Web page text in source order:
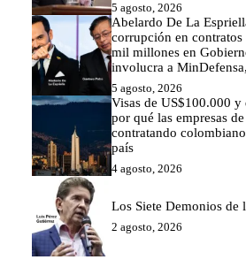
5 agosto, 2026
Abelardo De La
corrupción en contratos
mil millones en
involucra a
5 agosto, 2026
Visas de US$100.000
por qué las empresas
contratando
país
4 agosto, 2026
Los Siete Demonios de
2 agosto, 2026